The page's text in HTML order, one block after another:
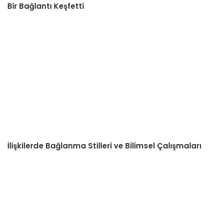
Bir Bağlantı Keşfetti
İlişkilerde Bağlanma Stilleri ve Bilimsel Çalışmaları